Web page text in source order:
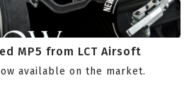
MP5 from LCT Airsoft
available on the market.